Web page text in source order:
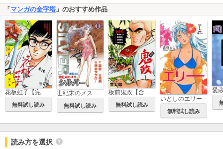
「 マンガの金字塔 」のおすすめ作品
無料試し読み
世紀末のメス シルバー
無料試し読み
板前鬼政【合本版】
無料試し読み
いとしのエリー
無料試し読み
愛
読み方を選択